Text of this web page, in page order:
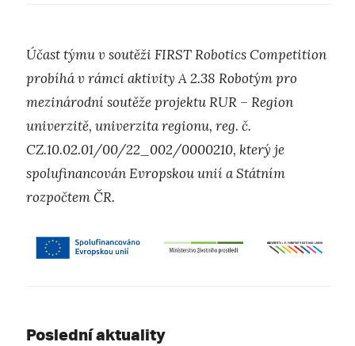
Účast týmu v soutěži FIRST Robotics Competition
probíhá v rámci aktivity A 2.38 Robotým pro
mezinárodní soutěže projektu RUR – Region
univerzitě, univerzita regionu, reg. č.
CZ.10.02.01/00/22_002/0000210, který je
spolufinancován Evropskou unií a Státním
rozpočtem ČR.
Poslední aktuality